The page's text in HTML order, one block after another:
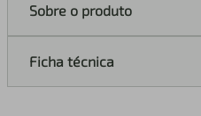
Sobre o produto
Ficha técnica